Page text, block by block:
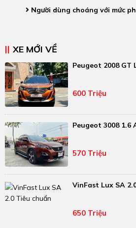
Người dùng choáng với mức
XE MỚI VỀ
Peugeot 2008 GT
600 Triệu
Peugeot 3008 1.6
570 Triệu
VinFast Lux SA
650 Triệu